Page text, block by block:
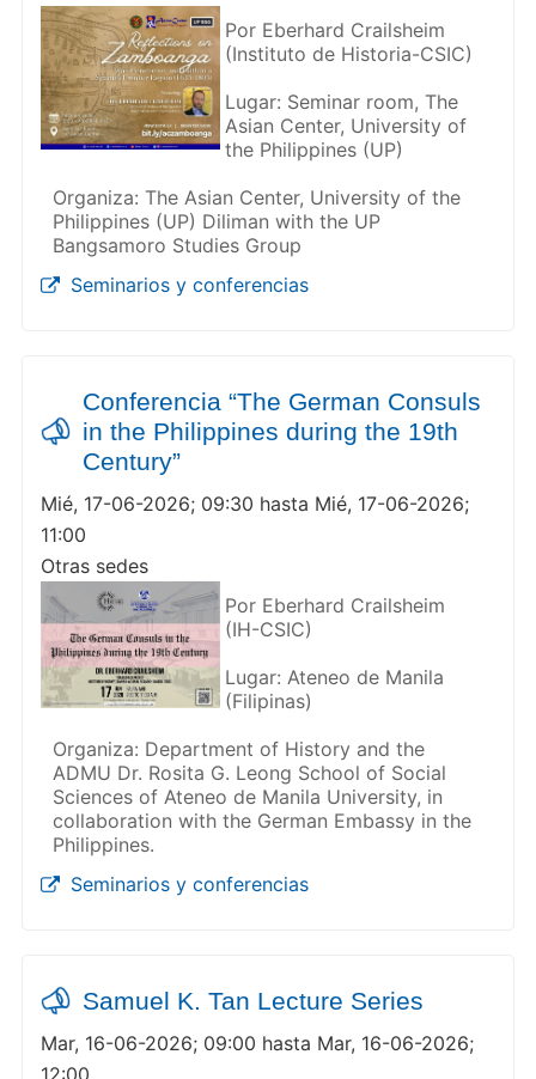
Por Eberhard Crailsheim
(Instituto de Historia-CSIC)
Lugar: Seminar room, The
Asian Center, University of
the Philippines (UP)
Organiza: The Asian Center, University of the
Philippines (UP) Diliman with the UP
Bangsamoro Studies Group
Seminarios y conferencias
Conferencia “The German Consuls
in the Philippines during the 19th
Century”
Mié, 17-06-2026; 09:30 hasta Mié, 17-06-2026;
11:00
Otras sedes
Por Eberhard Crailsheim
(IH-CSIC)
Lugar: Ateneo de Manila
(Filipinas)
Organiza: Department of History and the
ADMU Dr. Rosita G. Leong School of Social
Sciences of Ateneo de Manila University, in
collaboration with the German Embassy in the
Philippines.
Seminarios y conferencias
Samuel K. Tan Lecture Series
Mar, 16-06-2026; 09:00 hasta Mar, 16-06-2026;
12:00